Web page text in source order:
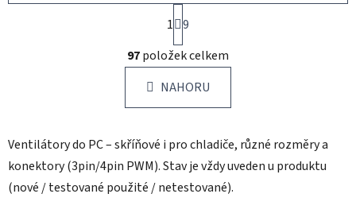
O
v
l
á
d
c
í
p
S
t
r
á
n
k
n
í
1 9
97položek celkem
NAHORU
Ventilátory do PC – skříňové i pro chladiče, různé rozměry a
konektory (3pin/4pin PWM). Stav je vždy uveden u produktu
(nové / testované použité / netestované).